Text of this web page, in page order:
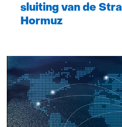
sluiting van de
Hormuz